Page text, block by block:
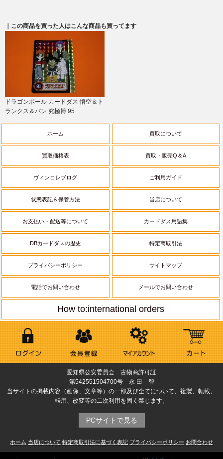
｜この商品を買った人はこんな商品も買ってます
ドラゴンボール カードダス 悟空＆ト
ランクス＆パン 究極博’95
ホーム 買取について
買取価格表 買取・販売Q＆A
ヴィンコレブログ ご利用ガイド
状態表記＆保管方法 当店について
お支払い・配送等について カードダス用語集
DBカードダスの歴史 特定商取引法
プライバシーポリシー サイトマップ
電話でお問い合わせ メールでお問い合わせ
How to:international orders
愛知県公安委員会 古物商許可証
第542551504700号 永 田 智
当サイトの掲載内容（画像、文章等）の一部及び全てについて、複製、転載、
転用、改変等の二次利用を固く禁じます。
PCサイトで見る
ホーム 当店について 特定商取引法に基づく表記 プライバシーポリシー お問合わせ